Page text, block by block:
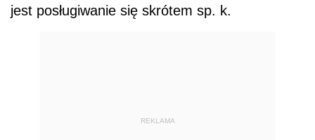
jest posługiwanie się skrótem sp. k.
REKLAMA